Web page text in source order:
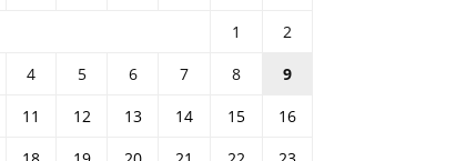
1
2
4 5 6 7 8
9
11 12 13 14 15
16